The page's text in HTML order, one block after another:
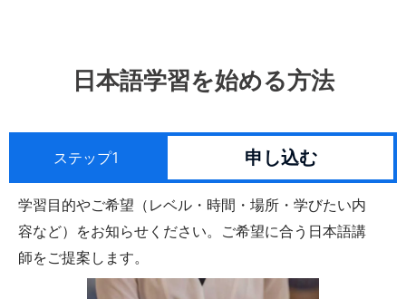
日本語学習を始める方法
ステップ1 申し込む
学習目的やご希望（レベル・時間・場所・学びたい内
容など）をお知らせください。ご希望に合う日本語講
師をご提案します。